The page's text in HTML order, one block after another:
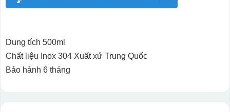
Dung tích 500ml
Chất liệu Inox 304 Xuất xứ Trung Quốc
Bảo hành 6 tháng